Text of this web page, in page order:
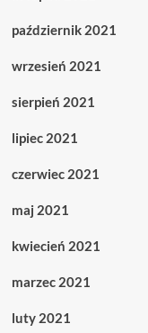
październik 2021
wrzesień 2021
sierpień 2021
lipiec 2021
czerwiec 2021
maj 2021
kwiecień 2021
marzec 2021
luty 2021